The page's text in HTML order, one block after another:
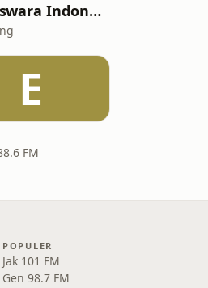
Mettaswara Indonesia
E
FM
POPULER
Jak 101 FM
Gen 98.7 FM